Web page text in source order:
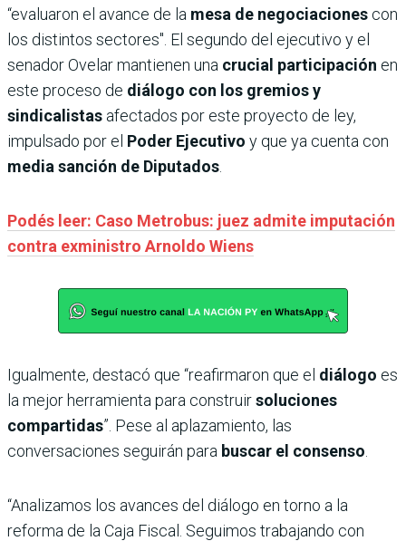
“evaluaron el avance de la mesa de negociaciones con
los distintos sectores". El segundo del ejecutivo y el
senador Ovelar mantienen una crucial participación en
este proceso de diálogo con los gremios y
sindicalistas afectados por este proyecto de ley,
impulsado por el Poder Ejecutivo y que ya cuenta con
media sanción de Diputados
Podés leer: Caso Metrobus: juez admite imputación
contra exministro Arnoldo Wiens
Igualmente, destacó que “reafirmaron que el diálogo es
la mejor herramienta para construirsoluciones
compartidas”. Pese al aplazamiento, las
conversaciones seguirán para buscar el consenso
“Analizamos los avances del diálogo en torno a la
reforma de la Caja Fiscal. Seguimos trabajando con